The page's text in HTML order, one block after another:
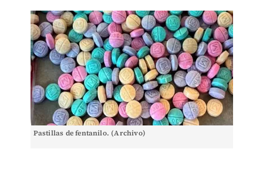
Pastillas de fentanilo. (Archivo)